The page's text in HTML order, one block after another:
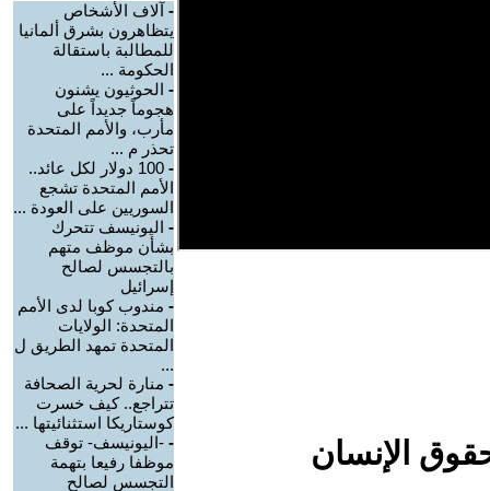
الإنسان
- آلاف الأشخاص
يتظاهرون بشرق ألمانيا
للمطالبة باستقالة
الحكومة ...
- الحوثيون يشنون
هجوماً جديداً على
مأرب، والأمم المتحدة
تحذر م ...
-
100 دولار لكل عائد..
الأمم المتحدة تشجع
السوريين على العودة ...
- اليونيسف تتحرك
بشأن موظف متهم
بالتجسس لصالح
إسرائيل
- مندوب كوبا لدى الأمم
المتحدة: الولايات
المتحدة تمهد الطريق ل
...
- منارة لحرية الصحافة
تتراجع.. كيف خسرت
كوستاريكا استثنائيتها ...
- -اليونيسف- توقف
موظفا رفيعا بتهمة
التجسس لصالح